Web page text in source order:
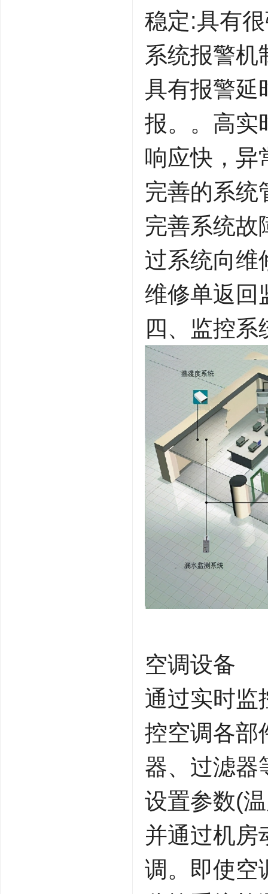
稳定:具有
系统报警机
具有报警延
报。。高实
响应快，异
完善的系统
完善系统故
过系统向维
维修单返回
四、监控系
空调设备
通过实时监
控空调各部
器、过滤器
设置参数(
并通过机房
调。即使空